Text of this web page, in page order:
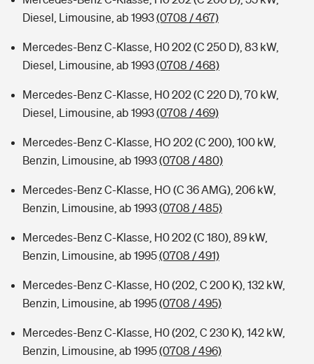
Typklassen: So ist Ihr Auto eingestuft
Sie haben Fragen?
Diesel, Limousine, ab 1993(0708 / 467)
Mercedes-Benz C-Klasse, H0 202 (C 250 D), 83 kW,
Diesel, Limousine, ab 1993(0708 / 468)
Mercedes-Benz C-Klasse, H0 202 (C 220 D), 70 kW,
Diesel, Limousine, ab 1993(0708 / 469)
Mercedes-Benz C-Klasse, HO 202 (C 200), 100 kW,
Benzin, Limousine, ab 1993(0708 / 480)
Mercedes-Benz C-Klasse, HO (C 36 AMG), 206 kW,
Benzin, Limousine, ab 1993(0708 / 485)
Mercedes-Benz C-Klasse, H0 202 (C 180), 89 kW,
Benzin, Limousine, ab 1995(0708 / 491)
Mercedes-Benz C-Klasse, H0 (202, C 200 K), 132 kW,
Benzin, Limousine, ab 1995(0708 / 495)
Mercedes-Benz C-Klasse, H0 (202, C 230 K), 142 kW,
Benzin, Limousine, ab 1995(0708 / 496)